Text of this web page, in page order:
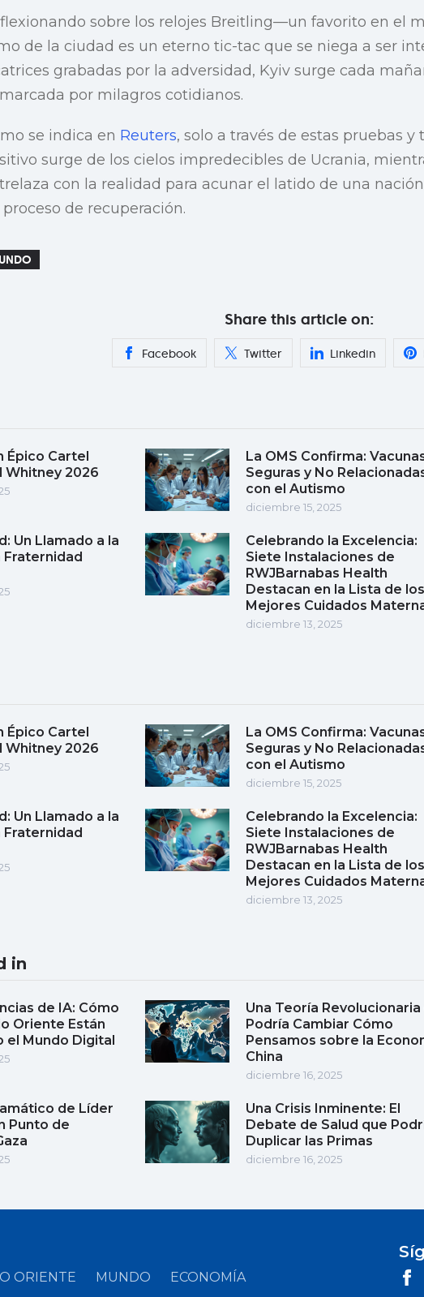
sobre los relojes Breitling—un favorito en el
de la ciudad es un eterno tic-tac que se niega a ser
grabadas por la adversidad, Kyiv surge cada
por milagros cotidianos.
se indica en Reuters, solo a través de estas pruebas
surge de los cielos impredecibles de Ucrania,
con la realidad para acunar el latido de una
de recuperación.
Share this article on:
Facebook Twitter Linkedin
Épico Cartel
Whitney 2026
La OMS Confirma:
Seguras y No
con el Autismo
diciembre 15, 2025
Un Llamado a la
Fraternidad
Celebrando la Excelencia:
Siete Instalaciones de
RWJBarnabas Health
Destacan en la Lista de los
Mejores Cuidados
diciembre 13, 2025
Épico Cartel
Whitney 2026
La OMS Confirma:
Seguras y No
con el Autismo
diciembre 15, 2025
Un Llamado a la
Fraternidad
Celebrando la Excelencia:
Siete Instalaciones de
RWJBarnabas Health
Destacan en la Lista de los
Mejores Cuidados
diciembre 13, 2025
in
de IA: Cómo
Oriente Están
el Mundo Digital
Una Teoría Revolucionaria
Podría Cambiar Cómo
Pensamos sobre la
China
diciembre 16, 2025
de Líder
Punto de
Una Crisis Inminente: El
Debate de Salud que
Duplicar las Primas
diciembre 16, 2025
ORIENTE MUNDO
ECONOMÍA